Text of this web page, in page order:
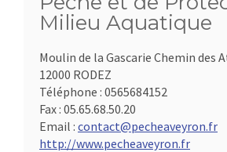
Milieu Aquatique
Moulin de la Gascarie Chemin des
12000 RODEZ
Téléphone : 0565684152
Fax : 05.65.68.50.20
Email : contact@pecheaveyron.fr
http://www.pecheaveyron.fr